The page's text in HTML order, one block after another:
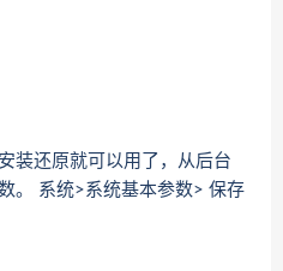
装还原就可以用了，从后台
。 系统>系统基本参数> 保存